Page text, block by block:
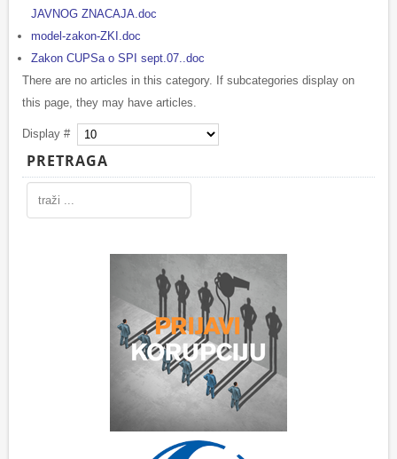
JAVNOG ZNACAJA.doc
model-zakon-ZKI.doc
Zakon CUPSa o SPI sept.07..doc
There are no articles in this category. If subcategories display on
this page, they may have articles.
Display #
PRETRAGA